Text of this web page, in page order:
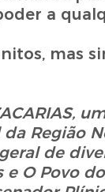
a
mas
Região
de
O Povo